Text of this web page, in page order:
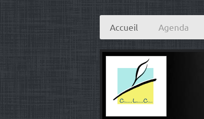
Accueil Agenda